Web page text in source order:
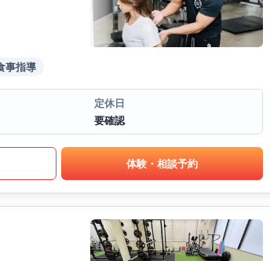
事指導
定休日
要確認
体験・相談予約